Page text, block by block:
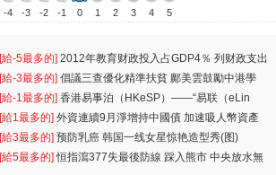
-4 -3 -2 -1 0 1 2 3 4 5
[給-5最多的] 2012年教育财政投入占GDP4％ 列财政支出
首位
[給-3最多的] 倡議三查優化精準扶貧 鄺美雲鼓勵中港學
生
[給-1最多的] 香港易事泊（HKeSP）——“易联（eLin
k）”项目
[給1最多的] 外資連續9月淨增持中國債 加速吸人幣資產
[給3最多的] 预防乳癌 韩国一线女星惊艳造型秀(图)
[給5最多的]恒指瀉377失最後防線 踩入熊市 中央放水無